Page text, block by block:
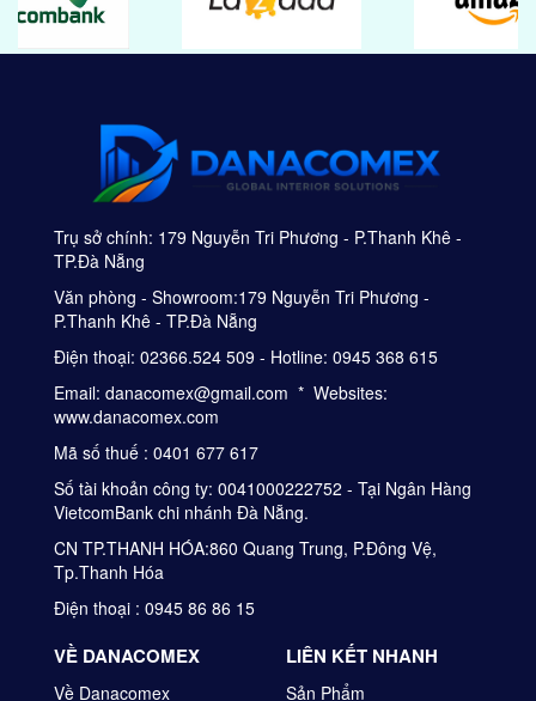
Trụ sở chính: 179 Nguyễn Tri Phương - P.Thanh Khê -
TP.Đà Nẵng
Văn phòng - Showroom:179 Nguyễn Tri Phương -
P.Thanh Khê - TP.Đà Nẵng
Điện thoại: 02366.524 509 - Hotline: 0945 368 615
Email: danacomex@gmail.com * Websites:
www.danacomex.com
Mã số thuế : 0401 677 617
Số tài khoản công ty: 0041000222752 - Tại Ngân Hàng
VietcomBank chi nhánh Đà Nẵng.
CN TP.THANH HÓA:860 Quang Trung, P.Đông Vệ,
Tp.Thanh Hóa
Điện thoại : 0945 86 86 15
VỀ DANACOMEX
Về Danacomex
LIÊN KẾT NHANH
Sản Phẩm